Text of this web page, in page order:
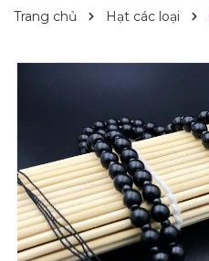
Trang chủ Hạt các loại